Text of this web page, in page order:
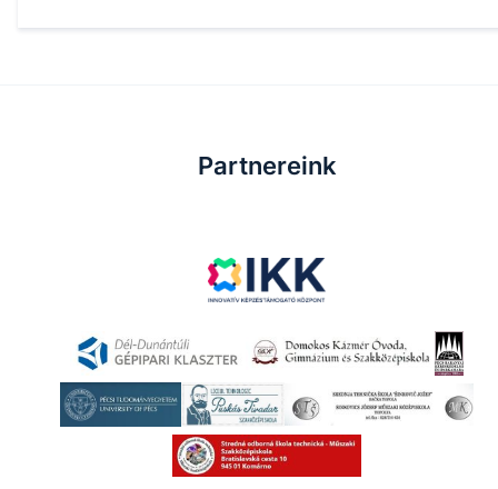
Partnereink